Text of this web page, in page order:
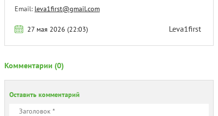
Email: leva1first@gmail.com
27 мая 2026 (22:03) Leva1first
Комментарии (0)
Оставить комментарий